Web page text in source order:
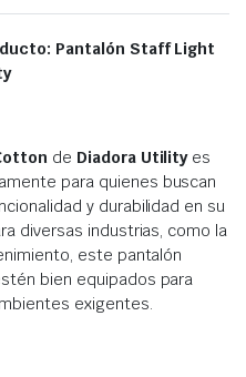
Pantalón Staff Light
de Diadora Utilityes
para quienes buscan
y durabilidad en su
diversas industrias, como la
este pantalón
bien equipados para
exigentes.